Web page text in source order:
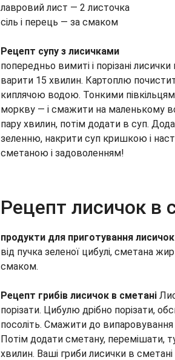
лавровий лист — 2 листочка
сіль і перець — за смаком
Рецепт супу з лисичками
попередньо вимиті і порізані
варити 15 хвилин. Картоплю
киплячою водою. Тонкими
моркву — і смажити на маленькому
пару хвилин, потім додати в суп.
зеленню, накрити суп кришкою і
сметаною і задоволенням!
Рецепт лисичок в
продукти для приготування
від пучка зеленої цибулі, сметана
смаком.
Рецепт грибів лисичок в сметані
порізати. Цибулю дрібно порізати,
посоліть. Смажити до випаровування
Потім додати сметану, перемішати,
хвилин. Ваші гриби лисички в сметані